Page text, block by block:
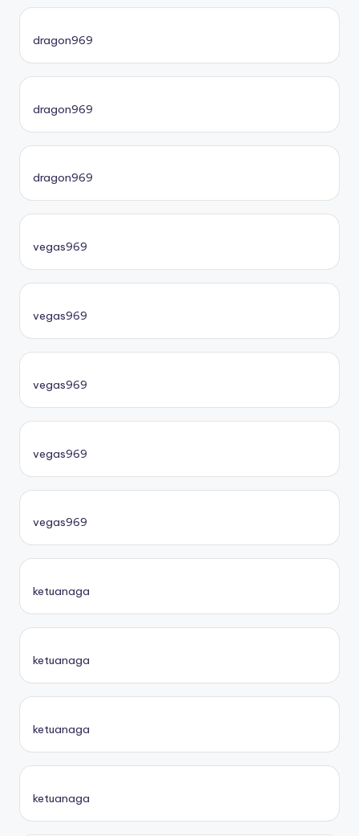
dragon969
dragon969
dragon969
vegas969
vegas969
vegas969
vegas969
vegas969
ketuanaga
ketuanaga
ketuanaga
ketuanaga